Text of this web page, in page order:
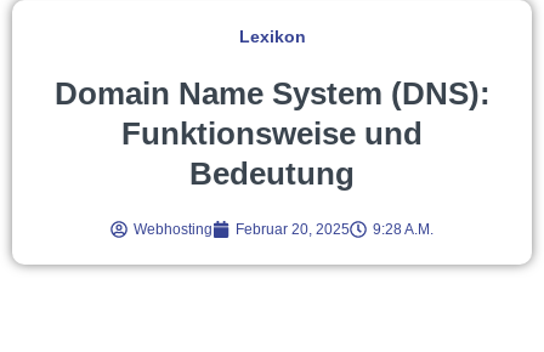
Lexikon
Domain Name System (DNS):
Funktionsweise und
Bedeutung
Webhosting Februar 20, 2025 9:28 A.m.